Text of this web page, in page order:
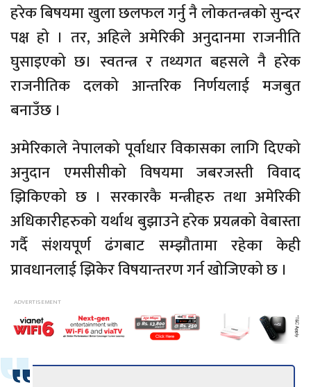
हरेक बिषयमा खुला छलफल गर्नु नै लोकतन्त्रको सुन्दर
पक्ष हो । तर, अहिले अमेरिकी अनुदानमा राजनीति
घुसाइएको छ। स्वतन्त्र र तथ्यगत बहसले नै हरेक
राजनीतिक दलको आन्तरिक निर्णयलाई मजबुत
बनाउँछ ।
अमेरिकाले नेपालको पूर्वाधार विकासका लागि दिएको
अनुदान एमसीसीको विषयमा जबरजस्ती विवाद
झिकिएको छ । सरकारकै मन्त्रीहरु तथा अमेरिकी
अधिकारीहरुको यर्थाथ बुझाउने हरेक प्रयत्नको वेबास्ता
गर्दै संशयपूर्ण ढंगबाट सम्झौतामा रहेका केही
प्रावधानलाई झिकेर विषयान्तरण गर्न खोजिएको छ ।